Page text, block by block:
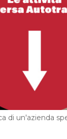
di un'azienda